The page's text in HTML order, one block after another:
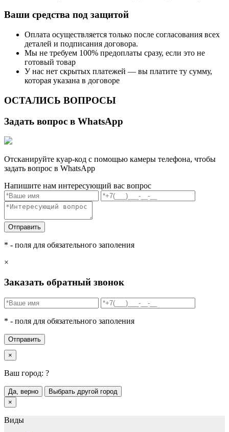
Ваши средства под защитой
Оплата осуществляется только после согласования всех
деталей и подписания договора.
Мы не требуем 100% предоплаты сразу, если это не
готовый товар
У нас нет скрытых платежей — вы платите ту сумму,
которая указана в договоре
ОСТАЛИСЬ ВОПРОСЫ
Задать вопрос в WhatsApp
Отсканируйте куар-код с помощью камеры телефона, чтобы
задать вопрос в WhatsApp
Напишите нам интересующий вас вопрос
Отправить
* - поля для обязательного заполения
×
Заказать обратный звонок
* - поля для обязательного заполения
Отправить
×
Ваш город: ?
Да, верно
Выбрать другой город
×
Виды